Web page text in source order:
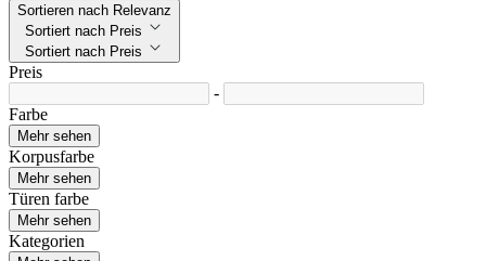
Sortieren nach Relevanz
Sortiert nach Preis
Sortiert nach Preis
Preis
-
Farbe
Mehr sehen
Korpusfarbe
Mehr sehen
Türen farbe
Mehr sehen
Kategorien